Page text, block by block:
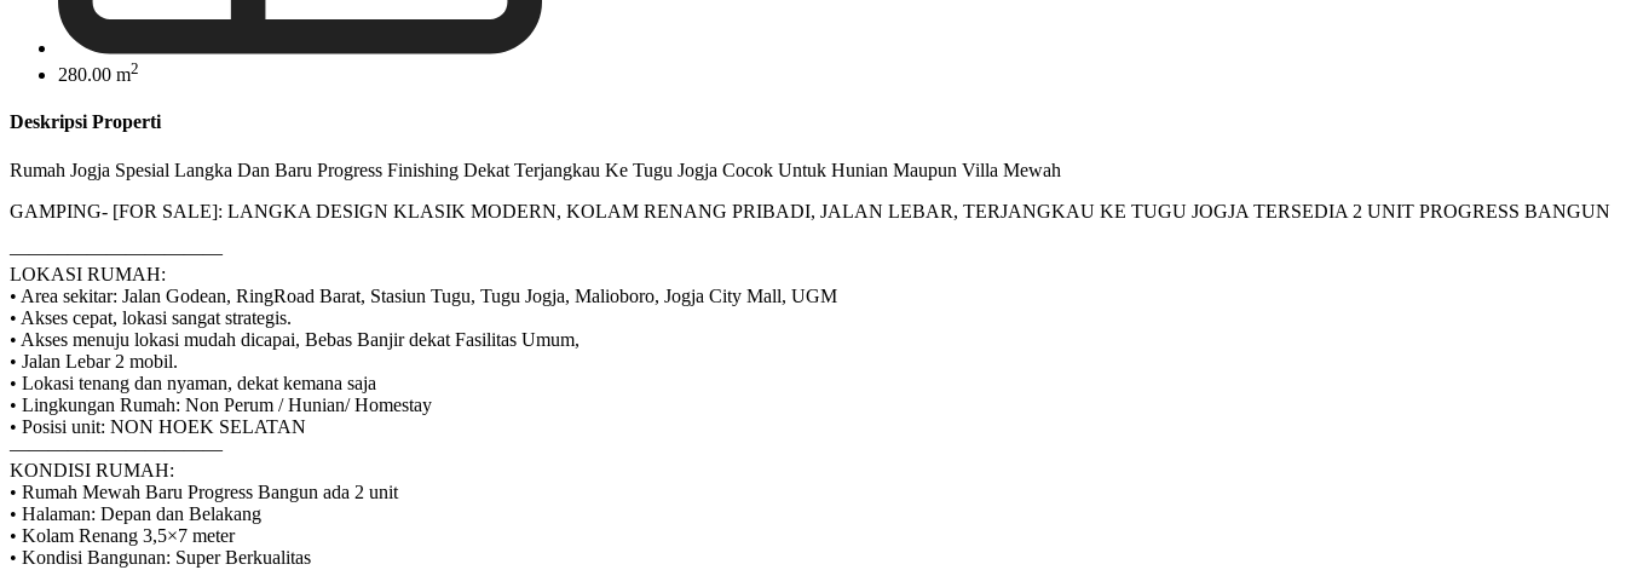
280.00 m2
Deskripsi Properti
Rumah Jogja Spesial Langka Dan Baru Progress Finishing Dekat Terjangkau Ke Tugu Jogja Cocok Untuk Hunian Maupun Villa Mewah
GAMPING- [FOR SALE]: LANGKA DESIGN KLASIK MODERN, KOLAM RENANG PRIBADI, JALAN LEBAR, TERJANGKAU KE TUGU JOGJA TERSEDIA 2 UNIT PROGRESS BANGUN
———————————
LOKASI RUMAH:
• Area sekitar: Jalan Godean, RingRoad Barat, Stasiun Tugu, Tugu Jogja, Malioboro, Jogja City Mall, UGM
• Akses cepat, lokasi sangat strategis.
• Akses menuju lokasi mudah dicapai, Bebas Banjir dekat Fasilitas Umum,
• Jalan Lebar 2 mobil.
• Lokasi tenang dan nyaman, dekat kemana saja
• Lingkungan Rumah: Non Perum / Hunian/ Homestay
• Posisi unit: NON HOEK SELATAN
———————————
KONDISI RUMAH:
• Rumah Mewah Baru Progress Bangun ada 2 unit
• Halaman: Depan dan Belakang
• Kolam Renang 3,5×7 meter
• Kondisi Bangunan: Super Berkualitas